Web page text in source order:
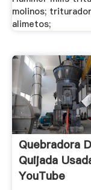
molinos;
alimetos;
Quebradora
Quijada
YouTube